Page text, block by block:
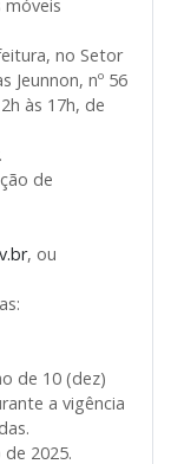
móveis
no Setor
Jeunnon, nº 56
às 17h, de
.
de
, ou
de 10 (dez)
a vigência
2025.